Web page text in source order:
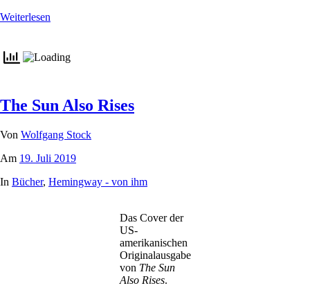
Weiterlesen
The Sun Also Rises
Von Wolfgang Stock
Am 19. Juli 2019
In Bücher, Hemingway - von ihm
Das Cover der
US-
amerikanischen
Originalausgabe
von The Sun
Also Rises.